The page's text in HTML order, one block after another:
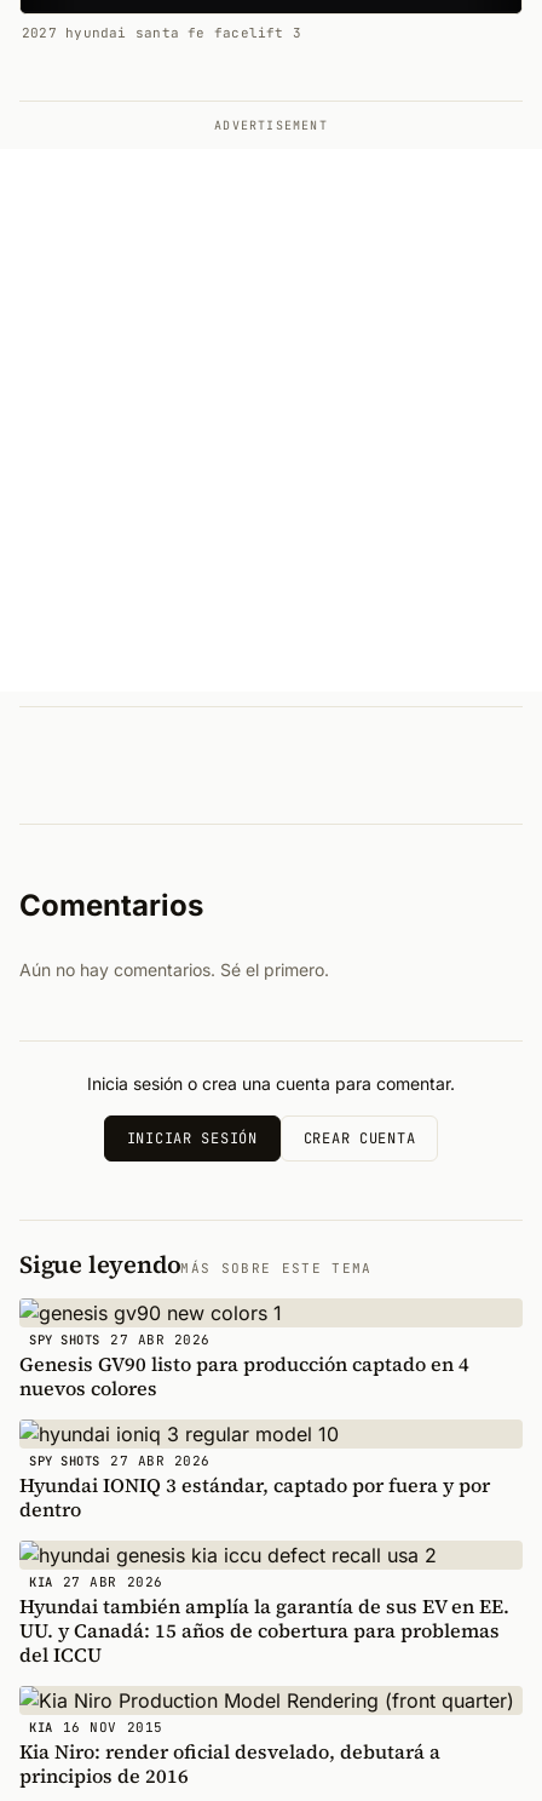
2027 hyundai santa fe facelift 3
ADVERTISEMENT
Comentarios
Aún no hay comentarios. Sé el primero.
Inicia sesión o crea una cuenta para comentar.
INICIAR SESIÓN CREAR CUENTA
Sigue leyendoMÁS SOBRE ESTE TEMA
SPY SHOTS 27 ABR 2026
Genesis GV90 listo para producción captado en 4
nuevos colores
SPY SHOTS 27 ABR 2026
Hyundai IONIQ 3 estándar, captado por fuera y por
dentro
KIA 27 ABR 2026
Hyundai también amplía la garantía de sus EV en EE.
UU. y Canadá: 15 años de cobertura para problemas
del ICCU
KIA 16 NOV 2015
Kia Niro: render oficial desvelado, debutará a
principios de 2016